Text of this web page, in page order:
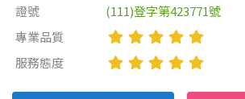
證號
(111)登字第423771號
專業品質
服務態度